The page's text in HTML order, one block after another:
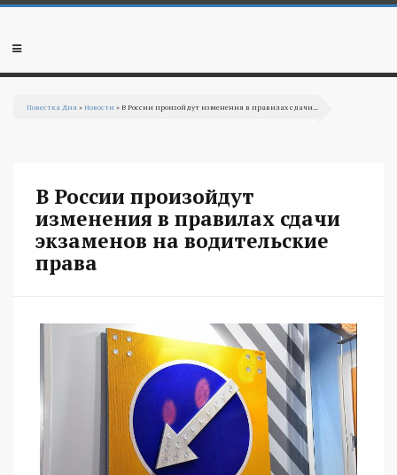
Перейти к основному содержанию
Мобильное
Повестка Дня »Новости » В России произойдут изменения в правилах сдачи...
В России произойдут
изменения в правилах сдачи
экзаменов на водительские
права